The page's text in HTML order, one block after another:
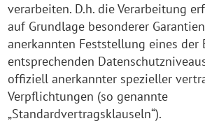
verarbeiten. D.h. die Verarbeitung
auf Grundlage besonderer
anerkannten Feststellung eines der
entsprechenden
offiziell anerkannter spezieller
Verpflichtungen (so genannte
„Standardvertragsklauseln“).